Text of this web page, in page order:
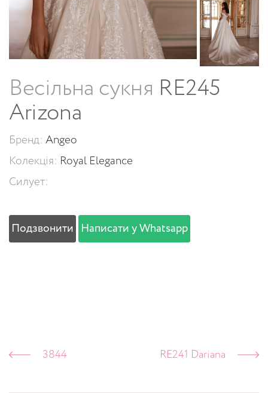
Весільна сукня RE245
Arizona
Бренд: Angeo
Колекція: Royal Elegance
Силует:
Подзвонити Написати у Whatsapp
3844 RE241 Dariana